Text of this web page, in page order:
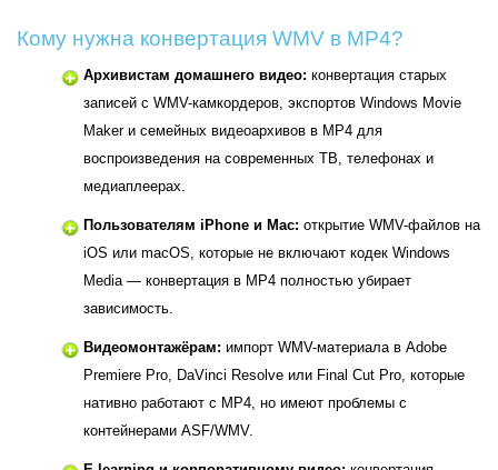
Кому нужна конвертация WMV в MP4?
Архивистам домашнего видео: конвертация старых
записей с WMV-камкордеров, экспортов Windows Movie
Maker и семейных видеоархивов в MP4 для
воспроизведения на современных ТВ, телефонах и
медиаплеерах.
Пользователям iPhone и Mac: открытие WMV-файлов на
iOS или macOS, которые не включают кодек Windows
Media — конвертация в MP4 полностью убирает
зависимость.
Видеомонтажёрам: импорт WMV-материала в Adobe
Premiere Pro, DaVinci Resolve или Final Cut Pro, которые
нативно работают с MP4, но имеют проблемы с
контейнерами ASF/WMV.